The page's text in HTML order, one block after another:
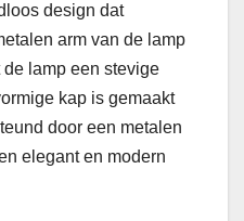
design dat
arm van de lamp
lamp een stevige
kap is gemaakt
door een metalen
elegant en modern